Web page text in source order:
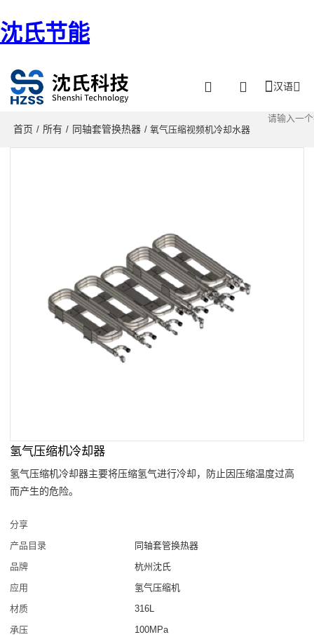
沈氏节能
汉语
首页 / 所有 / 同轴套管换热器 / 氧气压缩视频机冷却水器
氢气压缩机冷却器
氢气压缩机冷却器主要将压缩氢气进行冷却，防止因压缩温度过高
而产生的危险。
分享
产品目录
同轴套管换热器
品牌
杭州沈氏
应用
氢气压缩机
材质
316L
承压
100MPa